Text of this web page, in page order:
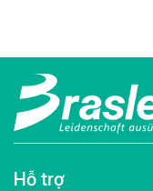
Hỗ trợ